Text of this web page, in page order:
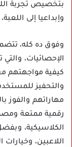
بتخصيص تجربة
وإبداعيا إلى
الإحصائيات،
كيفية مواجهتهم
والتحفيز
مهاراتهم والفوز
الكلاسيكية،
اللاعبين،